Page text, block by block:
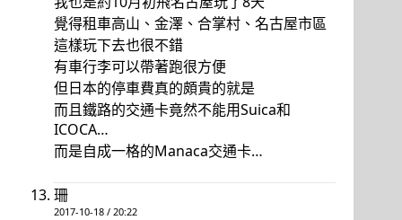
覺得租車高山、金澤、合掌村、名古屋市區
這樣玩下去也很不錯
有車行李可以帶著跑很方便
但日本的停車費真的頗貴的就是
而且鐵路的交通卡竟然不能用Suica和
ICOCA…
而是自成一格的Manaca交通卡…
珊
2017-10-18 / 20:22